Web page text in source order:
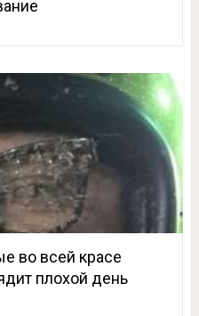
во всей красе
плохой день